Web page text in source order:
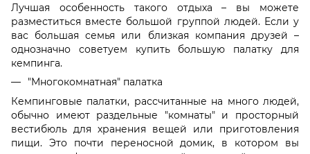
Лучшая особенность такого отдыха – вы можете
разместиться вместе большой группой людей. Если у
вас большая семья или близкая компания друзей –
однозначно советуем купить большую палатку для
кемпинга.
"Многокомнатная" палатка
Кемпинговые палатки, рассчитанные на много людей,
обычно имеют раздельные "комнаты" и просторный
вестибюль для хранения вещей или приготовления
пищи. Это почти переносной домик, в котором вы